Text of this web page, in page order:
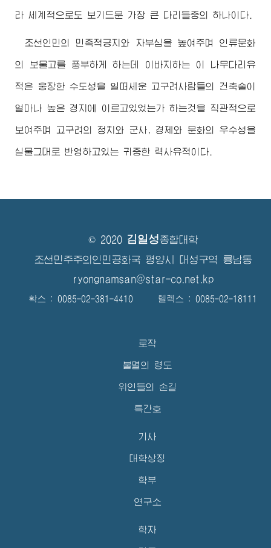
라 세계적으로도 보기드문 가장 큰 다리들중의 하나이다.
조선인민의 민족적긍지와 자부심을 높여주며 인류문화
의 보물고를 풍부하게 하는데 이바지하는 이 나무다리유
적은 웅장한 수도성을 일떠세운 고구려사람들의 건축술이
얼마나 높은 경지에 이르고있었는가 하는것을 직관적으로
보여주며 고구려의 정치와 군사, 경제와 문화의 우수성을
실물그대로 반영하고있는 귀중한 력사유적이다.
© 2020 김일성종합대학
조선민주주의인민공화국 평양시 대성구역 룡남동
ryongnamsan@star-co.net.kp
확스 : 0085-02-381-4410 텔렉스 : 0085-02-18111
로작
불멸의 령도
위인들의 손길
특간호
기사
대학상징
학부
연구소
학자